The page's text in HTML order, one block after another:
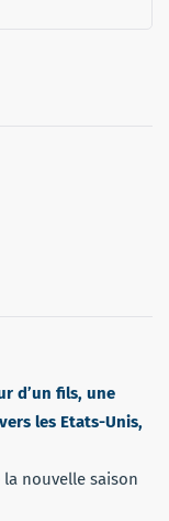
d’un fils, une
les Etats-Unis,
nouvelle saison